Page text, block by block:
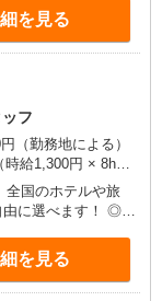
を見る
フ
（勤務地による）
給1,300円 × 8h）
事・Wi-Fiが全部0
金も無理なく可能
も支給あり！（規
選べます！ ◎休
し移住にもぴった
、記載されている
を見る